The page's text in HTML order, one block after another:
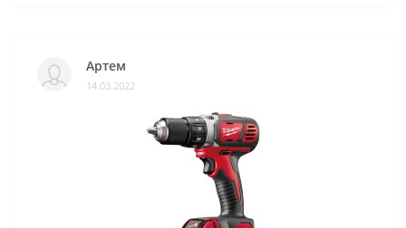
Артем
14.03.2022